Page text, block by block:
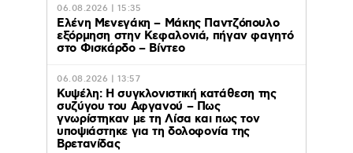
06.08.2026 | 15:35
Ελένη Μενεγάκη – Μάκης Παντζόπουλο
εξόρμηση στην Κεφαλονιά, πήγαν φαγητό
στο Φισκάρδο – Βίντεο
06.08.2026 | 13:57
Κυψέλη: Η συγκλονιστική κατάθεση της
συζύγου του Αφγανού – Πως
γνωρίστηκαν με τη Λίσα και πως τον
υποψιάστηκε για τη δολοφονία της
Βρετανίδας